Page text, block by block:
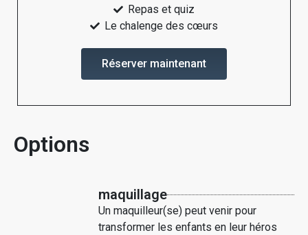
Repas et quiz
Le chalenge des cœurs
Réserver maintenant
Options
maquillage
Un maquilleur(se) peut venir pour
transformer les enfants en leur héros